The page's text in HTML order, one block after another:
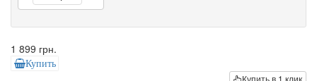
1 899 грн.
Купить
Купить в 1 клик